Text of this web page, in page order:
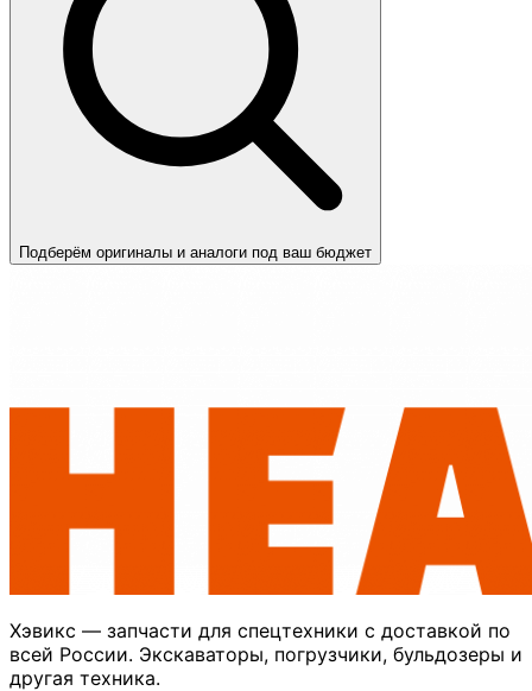
Подберём оригиналы и аналоги под ваш бюджет
Хэвикс — запчасти для спецтехники с доставкой по
всей России. Экскаваторы, погрузчики, бульдозеры и
другая техника.